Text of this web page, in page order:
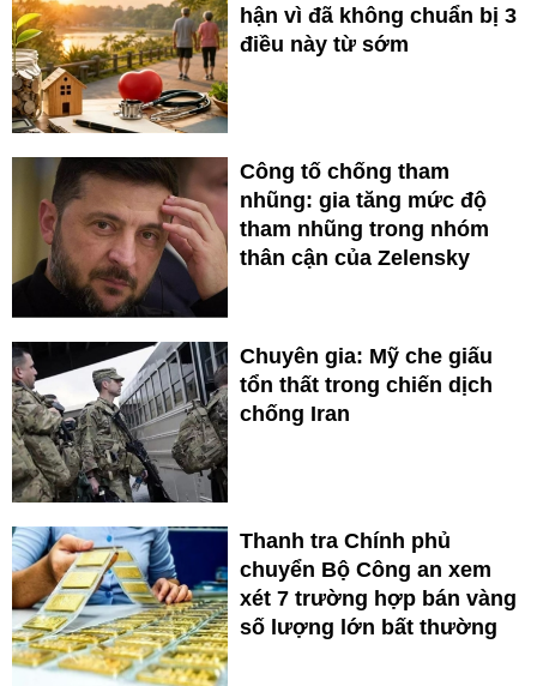
hận vì đã không chuẩn bị 3
điều này từ sớm
Công tố chống tham
nhũng: gia tăng mức độ
tham nhũng trong nhóm
thân cận của Zelensky
Chuyên gia: Mỹ che giấu
tổn thất trong chiến dịch
chống Iran
Thanh tra Chính phủ
chuyển Bộ Công an xem
xét 7 trường hợp bán vàng
số lượng lớn bất thường